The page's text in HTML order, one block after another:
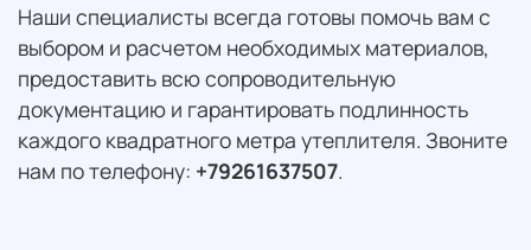
Наши специалисты всегда готовы помочь вам с
выбором и расчетом необходимых материалов,
предоставить всю сопроводительную
документацию и гарантировать подлинность
каждого квадратного метра утеплителя. Звоните
нам по телефону: +79261637507.